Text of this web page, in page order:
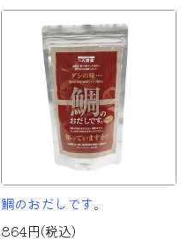
鯛のおだしです。
864円(税込)